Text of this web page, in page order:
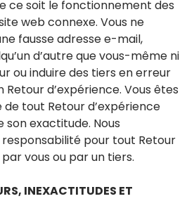
ce soit le fonctionnement des
web connexe. Vous ne
fausse adresse e-mail,
d’autre que vous-même ni
ou induire des tiers en erreur
Retour d’expérience. Vous êtes
tout Retour d’expérience
son exactitude. Nous
responsabilité pour tout Retour
vous ou par un tiers.
INEXACTITUDES ET